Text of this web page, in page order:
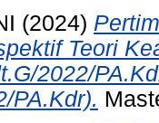
(2024)
Teori
2022/
PA.Kdr).